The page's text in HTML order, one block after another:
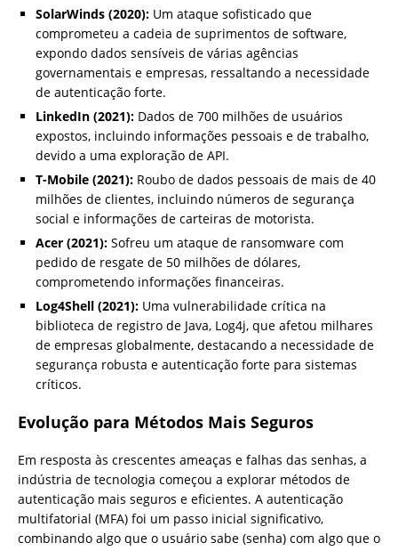
SolarWinds (2020): Um ataque sofisticado que
comprometeu a cadeia de suprimentos de software,
expondo dados sensíveis de várias agências
governamentais e empresas, ressaltando a necessidade
de autenticação forte.
LinkedIn (2021): Dados de 700 milhões de usuários
expostos, incluindo informações pessoais e de trabalho,
devido a uma exploração de API.
T-Mobile (2021): Roubo de dados pessoais de mais de 40
milhões de clientes, incluindo números de segurança
social e informações de carteiras de motorista.
Acer (2021): Sofreu um ataque de ransomware com
pedido de resgate de 50 milhões de dólares,
comprometendo informações financeiras.
Log4Shell (2021): Uma vulnerabilidade crítica na
biblioteca de registro de Java, Log4j, que afetou milhares
de empresas globalmente, destacando a necessidade de
segurança robusta e autenticação forte para sistemas
críticos.
Evolução para Métodos Mais Seguros
Em resposta às crescentes ameaças e falhas das senhas, a
indústria de tecnologia começou a explorar métodos de
autenticação mais seguros e eficientes. A autenticação
multifatorial (MFA) foi um passo inicial significativo,
combinando algo que o usuário sabe (senha) com algo que o